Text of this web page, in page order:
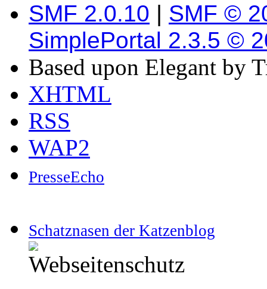
SMF 2.0.10 | SMF ©
SimplePortal 2.3.5 ©
Based upon Elegant by
XHTML
RSS
WAP2
PresseEcho
Schatznasen der Katzenblog